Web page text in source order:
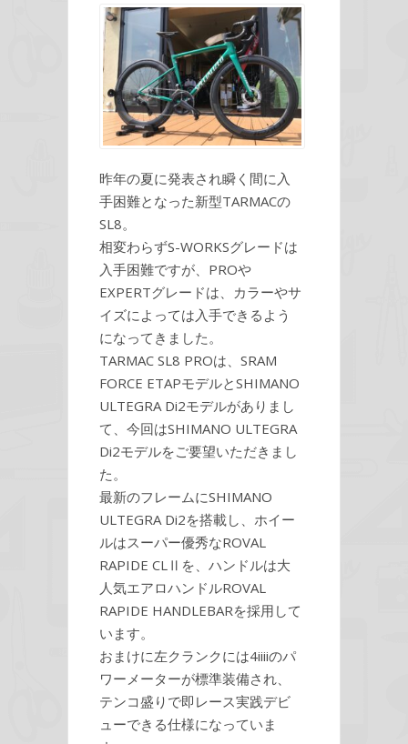
昨年の夏に発表され瞬く間に入
手困難となった新型TARMACの
SL8。
相変わらずS-WORKSグレードは
入手困難ですが、PROや
EXPERTグレードは、カラーやサ
イズによっては入手できるよう
になってきました。
TARMAC SL8 PROは、SRAM
FORCE ETAPモデルとSHIMANO
ULTEGRA Di2モデルがありまし
て、今回はSHIMANO ULTEGRA
Di2モデルをご要望いただきまし
た。
最新のフレームにSHIMANO
ULTEGRA Di2を搭載し、ホイー
ルはスーパー優秀なROVAL
RAPIDE CLⅡを、ハンドルは大
人気エアロハンドルROVAL
RAPIDE HANDLEBARを採用して
います。
おまけに左クランクには4iiiiのパ
ワーメーターが標準装備され、
テンコ盛りで即レース実践デビ
ューできる仕様になっていま